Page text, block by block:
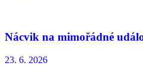
Nácvik na mimořádné
23. 6. 2026